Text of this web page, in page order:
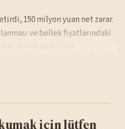
150 milyon yuan net zarar.
ve bellek fiyatlarındaki
olarak görülüyor.
için lütfen